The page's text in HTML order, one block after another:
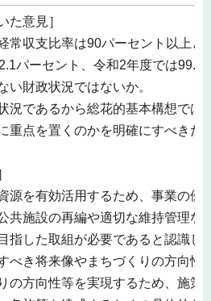
た意見］
常収支比率は90パーセント以上と
パーセント、令和2年度では99.9
い財政状況ではないか。
況であるから総花的基本構想では
重点を置くのかを明確にすべきだ
源を有効活用するため、事業の優
共施設の再編や適切な維持管理な
指した取組が必要であると認識し
べき将来像やまちづくりの方向性
の方向性等を実現するため、施策